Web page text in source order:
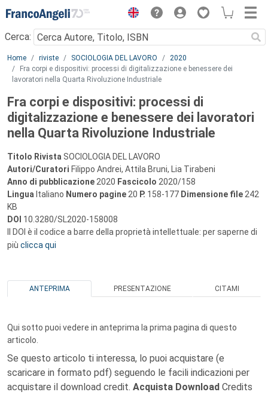
Menu
Cerca:
Main content
Home riviste SOCIOLOGIA DEL LAVORO
2020
Fra corpi e dispositivi: processi di digitalizzazione e benessere dei
lavoratori nella Quarta Rivoluzione Industriale
Fra corpi e dispositivi: processi di
digitalizzazione e benessere dei lavoratori
nella Quarta Rivoluzione Industriale
Titolo Rivista SOCIOLOGIA DEL LAVORO
Autori/Curatori Filippo Andrei, Attila Bruni, Lia Tirabeni
Anno di pubblicazione 2020 Fascicolo 2020/158
Lingua Italiano Numero pagine 20 P. 158-177 Dimensione file 242
KB
DOI 10.3280/SL2020-158008
Il DOI è il codice a barre della proprietà intellettuale: per saperne di
più clicca qui
ANTEPRIMA PRESENTAZIONE CITAMI
Qui sotto puoi vedere in anteprima la prima pagina di questo
articolo.
Se questo articolo ti interessa, lo puoi acquistare (e
scaricare in formato pdf) seguendo le facili indicazioni per
acquistare il download credit. Acquista Download Credits